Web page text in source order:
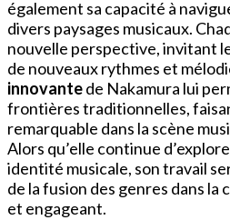
également sa capacité à
divers paysages musicaux.
nouvelle perspective, invitant
de nouveaux rythmes et
innovantede Nakamura lui
frontières traditionnelles,
remarquable dans la scène
Alors qu’elle continue
identité musicale, son travail
de la fusion des genres dans la
et engageant.